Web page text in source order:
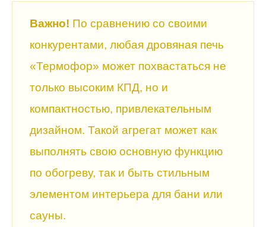
Важно! По сравнению со своими
конкурентами, любая дровяная печь
«Термофор» может похвастаться не
только высоким КПД, но и
компактностью, привлекательным
дизайном. Такой агрегат может как
выполнять свою основную функцию
по обогреву, так и быть стильным
элементом интерьера для бани или
сауны.